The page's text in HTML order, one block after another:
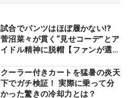
試合でパンツはほぼ履かない⁉
菅沼菜々が貫く“見せコーデ”とア
イドル精神に脱帽【ファンが選ぶ
クーラー付きカートを猛暑の炎天
下でガチ検証！ 実際に乗って分
かった驚きの冷却力とは？